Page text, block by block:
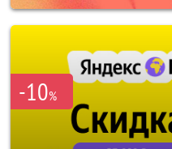
-10%